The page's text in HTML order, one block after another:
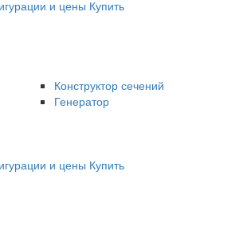
и цены Купить
Конструктор сечений
Генератор
и цены Купить